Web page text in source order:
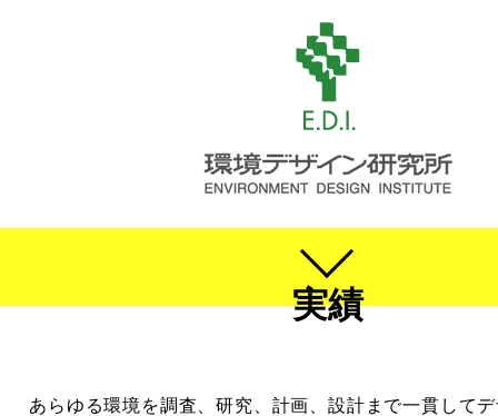
実績
あらゆる環境を調査、研究、計画、設計まで一貫して